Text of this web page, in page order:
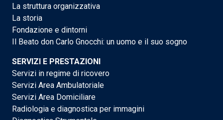
La struttura organizzativa
La storia
Fondazione e dintorni
Il Beato don Carlo Gnocchi: un uomo e il suo sogno
SERVIZI E PRESTAZIONI
Servizi in regime di ricovero
Servizi Area Ambulatoriale
Servizi Area Domiciliare
Radiologia e diagnostica per immagini